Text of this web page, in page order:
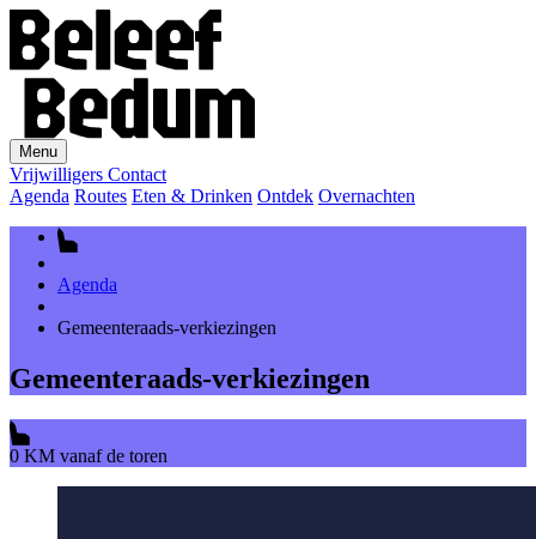
Menu
Vrijwilligers Contact
Agenda Routes Eten & Drinken Ontdek Overnachten
Agenda
Gemeenteraads-verkiezingen
Gemeenteraads-verkiezingen
0 KM vanaf de toren